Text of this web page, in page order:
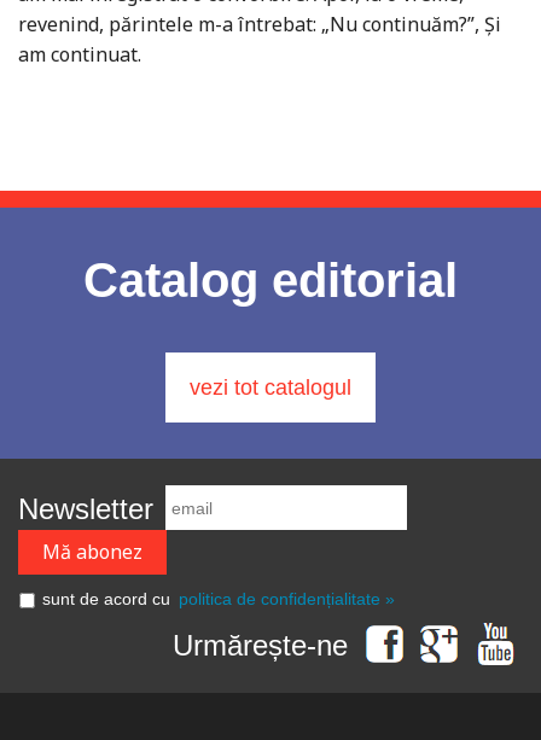
revenind, părintele m-a întrebat: „Nu continuăm?”, Și
am continuat.
Catalog editorial
vezi tot catalogul
Newsletter
sunt de acord cu politica de confidențialitate »
Urmărește-ne